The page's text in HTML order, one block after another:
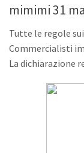
mimimi 31
Tutte le regole
Commercialisti
La dichiarazione